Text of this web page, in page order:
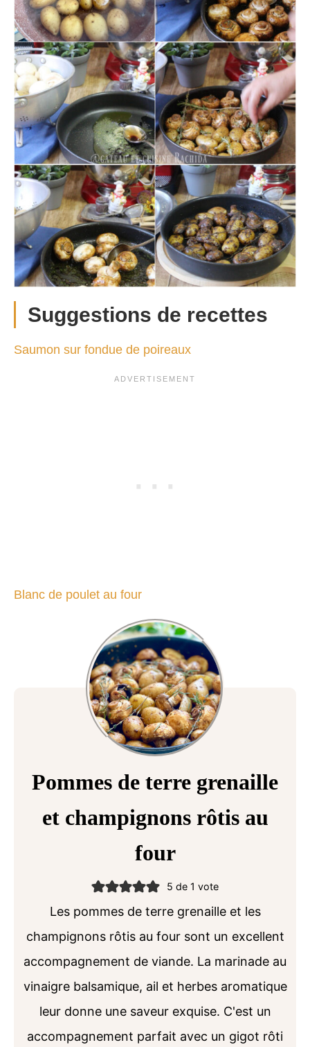
Suggestions de recettes
Saumon sur fondue de poireaux
Blanc de poulet au four
Pommes de terre grenaille
et champignons rôtis au
four
5 de 1 vote
Les pommes de terre grenaille et les
champignons rôtis au four sont un excellent
accompagnement de viande. La marinade au
vinaigre balsamique, ail et herbes aromatique
leur donne une saveur exquise. C'est un
accompagnement parfait avec un gigot rôti